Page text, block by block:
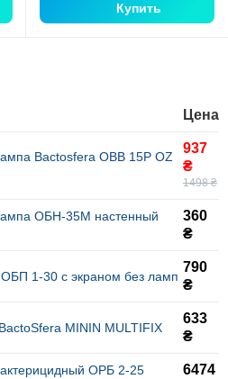
Купить
Цена
Bactosfera ОBB 15P OZ
937
₴
1498 ₴
ОБН-35М настенный
360
₴
1-30 с экраном без ламп
790
₴
MININ MULTIFIX
633
₴
ОРБ 2-25
6474